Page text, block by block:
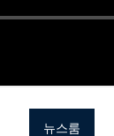
뉴스룸